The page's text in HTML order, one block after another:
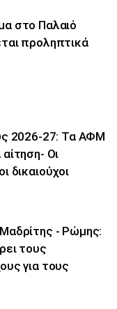
στο Παλαιό
προληπτικά
2026-27: Τα ΑΦΜ
Οι
δικαιούχοι
- Ρώμης:
τους
για τους